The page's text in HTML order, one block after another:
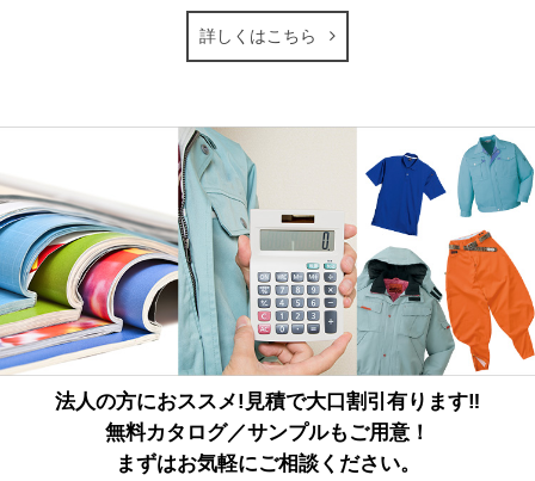
詳しくはこちら
法人の方におススメ!見積で大口割引有ります‼
無料カタログ／サンプルもご用意！
まずはお気軽にご相談ください。